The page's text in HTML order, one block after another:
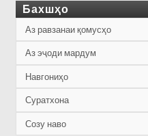
Бахшҳо
Аз равзанаи қомусҳо
Аз эҷоди мардум
Навгониҳо
Суратхона
Созу наво